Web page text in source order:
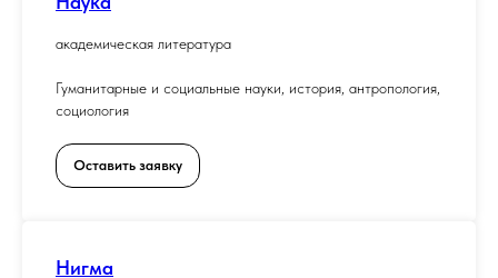
академическая литература
Гуманитарные и социальные науки, история, антропология,
социология
Оставить заявку
Нигма